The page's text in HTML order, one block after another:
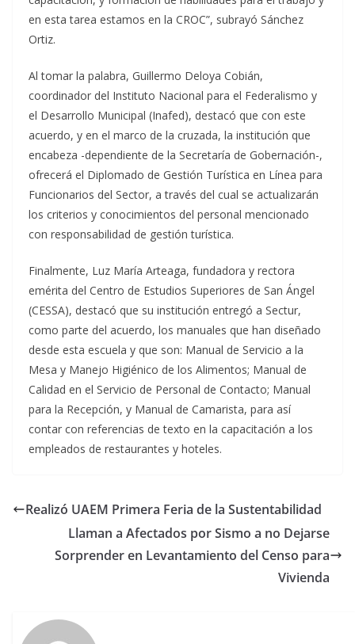
en esta tarea estamos en la CROC”, subrayó Sánchez
Ortiz.
Al tomar la palabra, Guillermo Deloya Cobián,
coordinador del Instituto Nacional para el Federalismo y
el Desarrollo Municipal (Inafed), destacó que con este
acuerdo, y en el marco de la cruzada, la institución que
encabeza -dependiente de la Secretaría de Gobernación-,
ofrecerá el Diplomado de Gestión Turística en Línea para
Funcionarios del Sector, a través del cual se actualizarán
los criterios y conocimientos del personal mencionado
con responsabilidad de gestión turística.
Finalmente, Luz María Arteaga, fundadora y rectora
emérita del Centro de Estudios Superiores de San Ángel
(CESSA), destacó que su institución entregó a Sectur,
como parte del acuerdo, los manuales que han diseñado
desde esta escuela y que son: Manual de Servicio a la
Mesa y Manejo Higiénico de los Alimentos; Manual de
Calidad en el Servicio de Personal de Contacto; Manual
para la Recepción, y Manual de Camarista, para así
contar con referencias de texto en la capacitación a los
empleados de restaurantes y hoteles.
Realizó UAEM Primera Feria de la Sustentabilidad
Llaman a Afectados por Sismo a no Dejarse
Sorprender en Levantamiento del Censo para
Vivienda